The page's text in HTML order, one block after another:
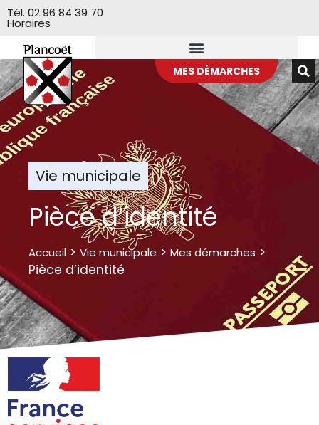
Veuillez
noter
site
Web
comprend
un
système
d'accessibilité.
Tél. 02 96 84 39 70
Horaires
MES DÉMARCHES
Vie municipale
Pièce d’identité
Accueil > Vie municipale > Mes démarches >
Pièce d’identité